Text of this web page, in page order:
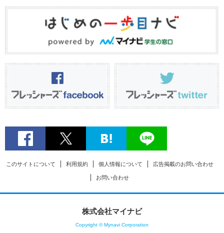
このサイトについて 利用規約 個人情報について 広告掲載のお問い合わせ
お問い合わせ
株式会社マイナビ
Copyright © Mynavi Corporation